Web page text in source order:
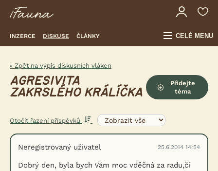
INZERCE DISKUSE ČLÁNKY CELÉ MENU
« Zpět na výpis diskusních vláken
AGRESIVITA
ZAKRSLÉHO KRÁLÍČKA
Přidejte
téma
Otočit řazení příspěvků
Neregistrovaný uživatel 25.6.2014 14:54
Dobrý den, byla bych Vám moc vděčná za radu,či